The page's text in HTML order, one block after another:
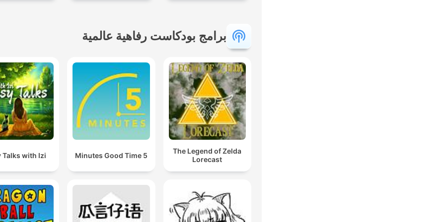
برامج بودكاست رفاهية عالمية
The Legend of Zelda
Lorecast
5 Minutes Good Time
Talks with Izi